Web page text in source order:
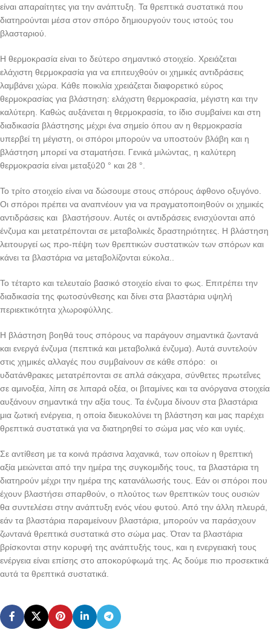
είναι απαραίτητες για την ανάπτυξη. Τα θρεπτικά συστατικά που
διατηρούνται μέσα στον σπόρο δημιουργούν τους ιστούς του
βλασταριού.
Η θερμοκρασία είναι το δεύτερο σημαντικό στοιχείο. Χρειάζεται
ελάχιστη θερμοκρασία για να επιτευχθούν οι χημικές αντιδράσεις
λαμβάνει χώρα. Κάθε ποικιλία χρειάζεται διαφορετικό εύρος
θερμοκρασίας για βλάστηση: ελάχιστη θερμοκρασία, μέγιστη και την
καλύτερη. Καθώς αυξάνεται η θερμοκρασία, το ίδιο συμβαίνει και στη
διαδικασία βλάστησης μέχρι ένα σημείο όπου αν η θερμοκρασία
υπερβεί τη μέγιστη, οι σπόροι μπορούν να υποστούν βλάβη και η
βλάστηση μπορεί να σταματήσει. Γενικά μιλώντας, η καλύτερη
θερμοκρασία είναι μεταξύ20 ° και 28 °.
Το τρίτο στοιχείο είναι να δώσουμε στους σπόρους άφθονο οξυγόνο.
Οι σπόροι πρέπει να αναπνέουν για να πραγματοποιηθούν οι χημικές
αντιδράσεις και βλαστήσουν. Αυτές οι αντιδράσεις ενισχύονται από
ένζυμα και μετατρέπονται σε μεταβολικές δραστηριότητες. Η βλάστηση
λειτουργεί ως προ-πέψη των θρεπτικών συστατικών των σπόρων και
κάνει τα βλαστάρια να μεταβολίζονται εύκολα..
Το τέταρτο και τελευταίο βασικό στοιχείο είναι το φως. Επιτρέπει την
διαδικασία της φωτοσύνθεσης και δίνει στα βλαστάρια υψηλή
περιεκτικότητα χλωροφύλλης.
Η βλάστηση βοηθά τους σπόρους να παράγουν σημαντικά ζωντανά
και ενεργά ένζυμα (πεπτικά και μεταβολικά ένζυμα). Αυτά συντελούν
στις χημικές αλλαγές που συμβαίνουν σε κάθε σπόρο: οι
υδατάνθρακες μετατρέπονται σε απλά σάκχαρα, σύνθετες πρωτεΐνες
σε αμινοξέα, λίπη σε λιπαρά οξέα, οι βιταμίνες και τα ανόργανα στοιχεία
αυξάνουν σημαντικά την αξία τους. Τα ένζυμα δίνουν στα βλαστάρια
μια ζωτική ενέργεια, η οποία διευκολύνει τη βλάστηση και μας παρέχει
θρεπτικά συστατικά για να διατηρηθεί το σώμα μας νέο και υγιές.
Σε αντίθεση με τα κοινά πράσινα λαχανικά, των οποίων η θρεπτική
αξία μειώνεται από την ημέρα της συγκομιδής τους, τα βλαστάρια τη
διατηρούν μέχρι την ημέρα της κατανάλωσής τους. Εάν οι σπόροι που
έχουν βλαστήσει σπαρθούν, ο πλούτος των θρεπτικών τους ουσιών
θα συντελέσει στην ανάπτυξη ενός νέου φυτού. Από την άλλη πλευρά,
εάν τα βλαστάρια παραμείνουν βλαστάρια, μπορούν να παράσχουν
ζωντανά θρεπτικά συστατικά στο σώμα μας. Όταν τα βλαστάρια
βρίσκονται στην κορυφή της ανάπτυξής τους, και η ενεργειακή τους
ενέργεια είναι επίσης στο αποκορύφωμά της. Ας δούμε πιο προσεκτικά
αυτά τα θρεπτικά συστατικά.